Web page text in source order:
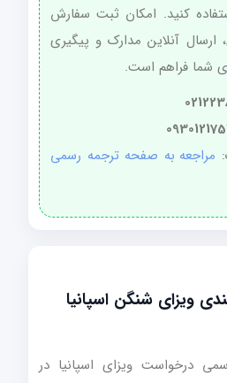
کنید. امکان ثبت سفارش
آنلاین مدارک و پیگیری
شما فراهم است.
مراجعه به صفحه ترجمه رسمی
ویزای شنگن اسپانیا
درخواست ویزای اسپانیا در